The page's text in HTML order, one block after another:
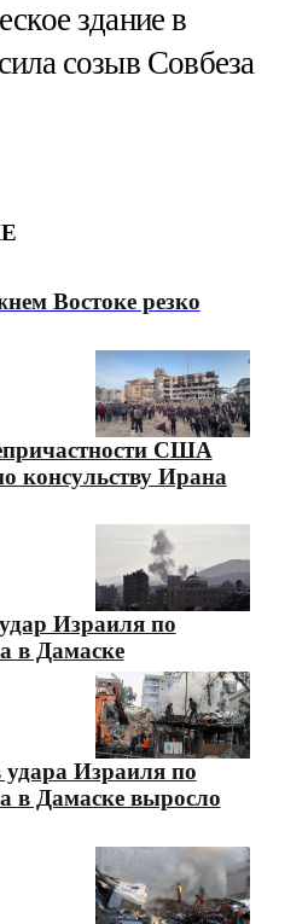
здание в
созыв Совбеза
Востоке резко
США
консульству Ирана
Израиля по
в Дамаске
Израиля по
в Дамаске выросло